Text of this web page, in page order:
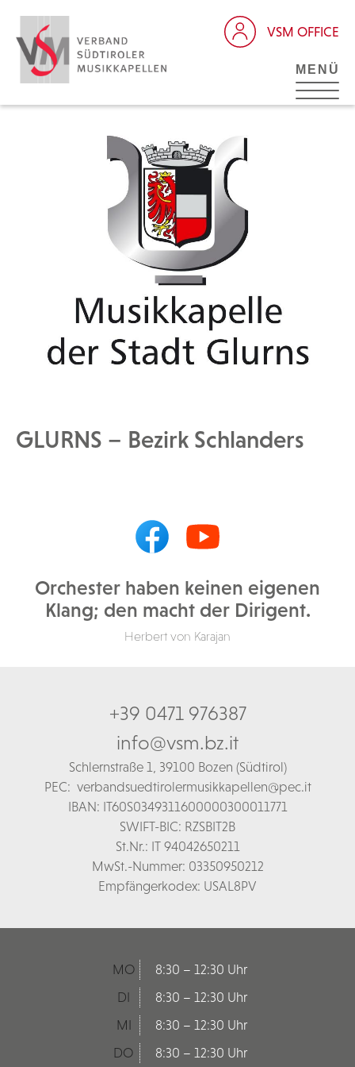
VSM OFFICE
MENÜ
GLURNS – Bezirk Schlanders
Orchester haben keinen eigenen
Klang; den macht der Dirigent.
Herbert von Karajan
+39 0471 976387
info@vsm.bz.it
Schlernstraße 1, 39100 Bozen (Südtirol)
PEC: verbandsuedtirolermusikkapellen@pec.it
IBAN: IT60S0349311600000300011771
SWIFT-BIC: RZSBIT2B
St.Nr.: IT 94042650211
MwSt.-Nummer: 03350950212
Empfängerkodex: USAL8PV
MO
8:30 – 12:30 Uhr
DI
8:30 – 12:30 Uhr
MI
8:30 – 12:30 Uhr
DO
8:30 – 12:30 Uhr